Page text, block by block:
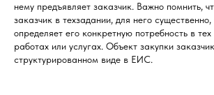
нему предъявляет заказчик. Важно помнить,
заказчик в техзадании, для него
определяет его конкретную потребность в
работах или услугах. Объект закупки
структурированном виде в ЕИС.